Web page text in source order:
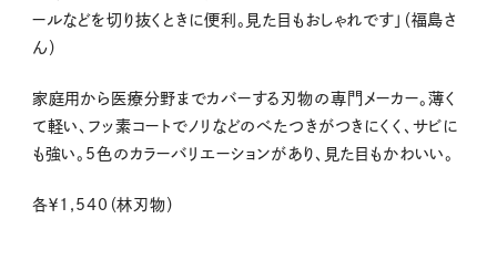
ールなどを切り抜くときに便利。見た目もおしゃれです」（福島さ
ん）
家庭用から医療分野までカバーする刃物の専門メーカー。薄く
て軽い、フッ素コートでノリなどのべたつきがつきにくく、サビに
も強い。5色のカラーバリエーションがあり、見た目もかわいい。
各￥ 1,540 （林刃物）